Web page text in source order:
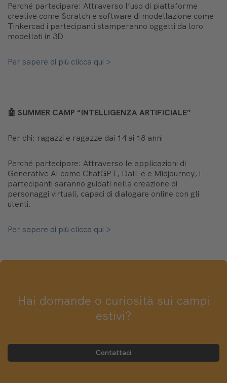
Perché partecipare: Attraverso l’uso di piattaforme
creative come Scratch e software di modellazione come
Tinkercad i partecipanti stamperanno oggetti da loro
modellati in 3D
Per sapere di più clicca qui >
🤖 SUMMER CAMP “INTELLIGENZA ARTIFICIALE”
Per chi: ragazzi e ragazze dai 14 ai 18 anni
Perché partecipare: Attraverso le applicazioni di
Generative AI come ChatGPT, Dall-e e Midjourney, i
partecipanti saranno guidati nella creazione di
personaggi virtuali, capaci di dialogare online con gli
utenti.
Per sapere di più clicca qui >
Hai domande o curiosità sui campi
estivi?
Contattaci